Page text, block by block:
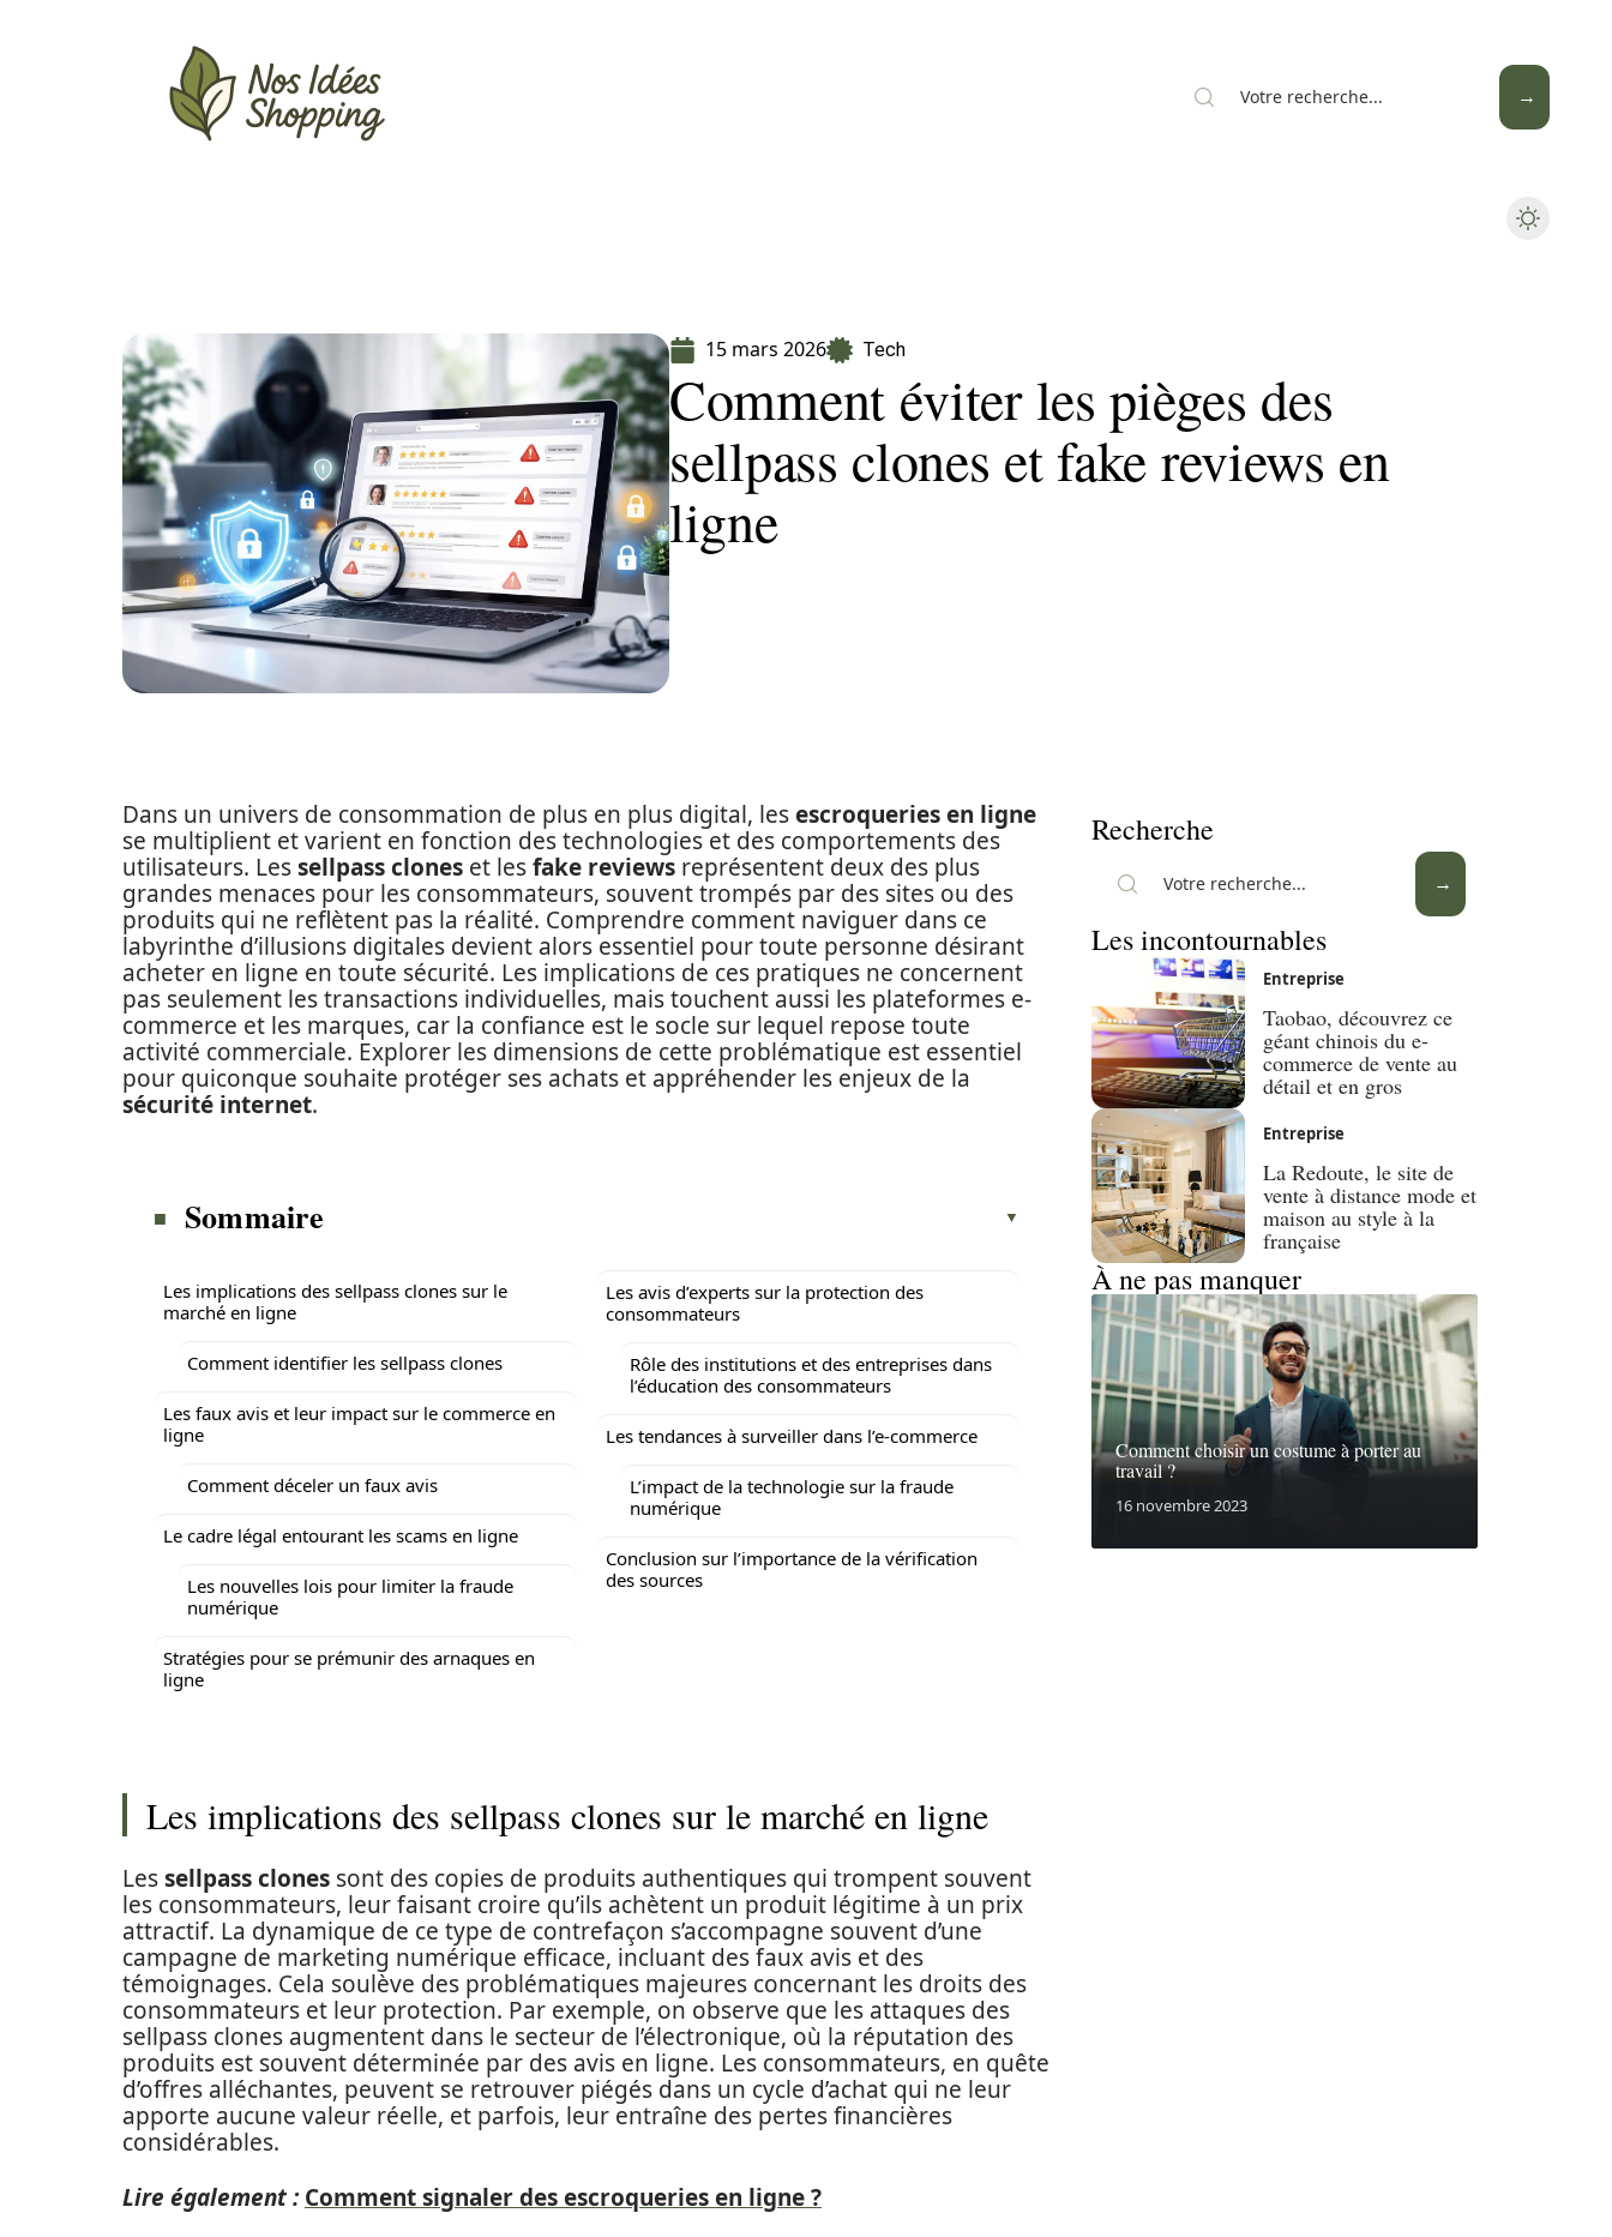
15 mars 2026 Tech
Comment éviter les pièges des
sellpass clones et fake reviews en
ligne
Dans un univers de consommation de plus en plus digital, lesescroqueries en ligne
se multiplient et varient en fonction des technologies et des comportements des
utilisateurs. Lessellpass clones et lesfake reviews représentent deux des plus
grandes menaces pour les consommateurs, souvent trompés par des sites ou des
produits qui ne reflètent pas la réalité. Comprendre comment naviguer dans ce
labyrinthe d’illusions digitales devient alors essentiel pour toute personne désirant
acheter en ligne en toute sécurité. Les implications de ces pratiques ne concernent
pas seulement les transactions individuelles, mais touchent aussi les plateformes e-
commerce et les marques, car la confiance est le socle sur lequel repose toute
activité commerciale. Explorer les dimensions de cette problématique est essentiel
pour quiconque souhaite protéger ses achats et appréhender les enjeux de la
sécurité internet.
Sommaire
Les implications des sellpass clones sur le
marché en ligne
Comment identifier les sellpass clones
Les faux avis et leur impact sur le commerce en
ligne
Comment déceler un faux avis
Le cadre légal entourant les scams en ligne
Les nouvelles lois pour limiter la fraude
numérique
Stratégies pour se prémunir des arnaques en
ligne
Les avis d’experts sur la protection des
consommateurs
Rôle des institutions et des entreprises dans
l’éducation des consommateurs
Les tendances à surveiller dans l’e-commerce
L’impact de la technologie sur la fraude
numérique
Conclusion sur l’importance de la vérification
des sources
Les implications des sellpass clones sur le marché en ligne
Lessellpass clones sont des copies de produits authentiques qui trompent souvent
les consommateurs, leur faisant croire qu’ils achètent un produit légitime à un prix
attractif. La dynamique de ce type de contrefaçon s’accompagne souvent d’une
campagne de marketing numérique efficace, incluant des faux avis et des
témoignages. Cela soulève des problématiques majeures concernant les droits des
consommateurs et leur protection. Par exemple, on observe que les attaques des
sellpass clones augmentent dans le secteur de l’électronique, où la réputation des
produits est souvent déterminée par des avis en ligne. Les consommateurs, en quête
d’offres alléchantes, peuvent se retrouver piégés dans un cycle d’achat qui ne leur
apporte aucune valeur réelle, et parfois, leur entraîne des pertes financières
considérables.
Lire également : Comment signaler des escroqueries en ligne ?
Recherche
Les incontournables
Entreprise
Taobao, découvrez ce
géant chinois du e-
commerce de vente au
détail et en gros
Entreprise
La Redoute, le site de
vente à distance mode et
maison au style à la
française
À ne pas manquer
Comment choisir un costume à porter au
travail ?
16 novembre 2023